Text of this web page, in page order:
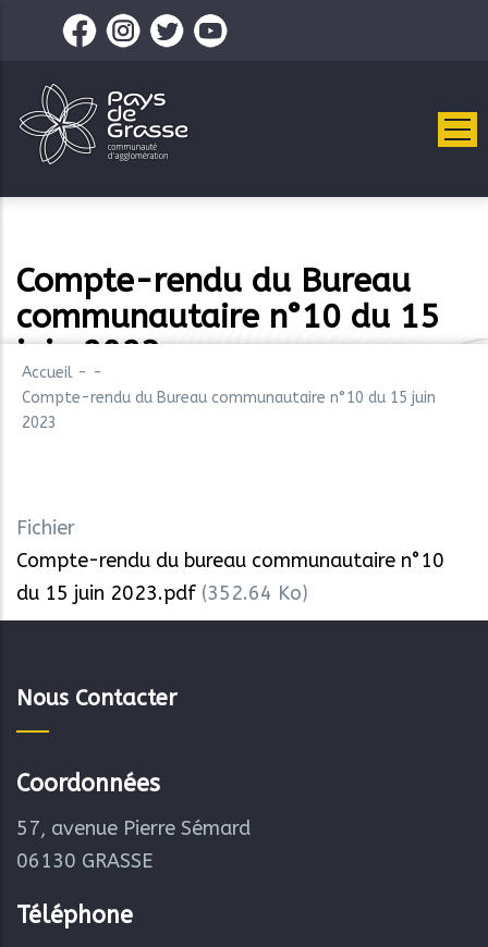
contenu
principal
Compte-rendu du Bureau
communautaire n°10 du 15
juin 2023
Accueil - -
Compte-rendu du Bureau communautaire n°10 du 15 juin
2023
Fichier
Compte-rendu du bureau communautaire n°10
du 15 juin 2023.pdf (352.64 Ko)
Nous Contacter
Coordonnées
57, avenue Pierre Sémard
06130 GRASSE
Téléphone